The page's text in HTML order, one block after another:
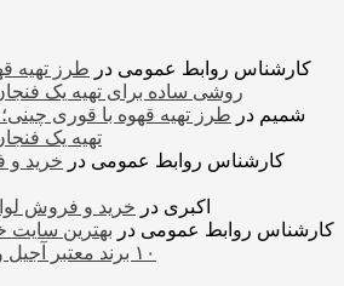
کارشناس روابط عمومی در طرز تهیه
روشی ساده برای تهیه یک
شمیم در طرز تهیه قهوه با قوری
تهیه یک
کارشناس روابط عمومی در خرید و
اکبری در خرید و فروش
کارشناس روابط عمومی در بهترین سایت
۱۰ برند معتبر آجیل و خشکبار در ایران